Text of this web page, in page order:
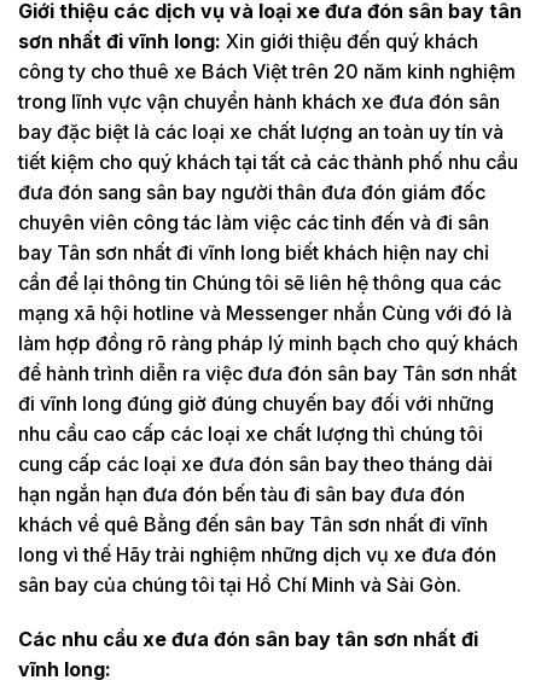
Giới thiệu các dịch vụ và loại xe đưa đón sân bay tân
sơn nhất đi vĩnh long: Xin giới thiệu đến quý khách
công ty cho thuê xe Bách Việt trên 20 năm kinh nghiệm
trong lĩnh vực vận chuyển hành khách xe đưa đón sân
bay đặc biệt là các loại xe chất lượng an toàn uy tín và
tiết kiệm cho quý khách tại tất cả các thành phố nhu cầu
đưa đón sang sân bay người thân đưa đón giám đốc
chuyên viên công tác làm việc các tỉnh đến và đi sân
bay Tân sơn nhất đi vĩnh long biết khách hiện nay chỉ
cần để lại thông tin Chúng tôi sẽ liên hệ thông qua các
mạng xã hội hotline và Messenger nhắn Cùng với đó là
làm hợp đồng rõ ràng pháp lý minh bạch cho quý khách
để hành trình diễn ra việc đưa đón sân bay Tân sơn nhất
đi vĩnh long đúng giờ đúng chuyến bay đối với những
nhu cầu cao cấp các loại xe chất lượng thì chúng tôi
cung cấp các loại xe đưa đón sân bay theo tháng dài
hạn ngắn hạn đưa đón bến tàu đi sân bay đưa đón
khách về quê Bằng đến sân bay Tân sơn nhất đi vĩnh
long vì thế Hãy trải nghiệm những dịch vụ xe đưa đón
sân bay của chúng tôi tại Hồ Chí Minh và Sài Gòn.
Các nhu cầu xe đưa đón sân bay tân sơn nhất đi
vĩnh long: